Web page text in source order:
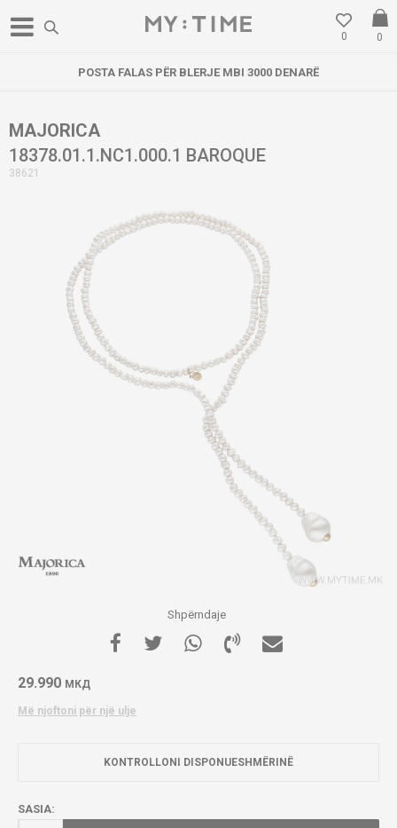
0
0
POSTA FALAS PËR BLERJE MBI 3000 DENARË
MAJORICA
18378.01.1.NC1.000.1 BAROQUE
38621
Shpërndaje
29.990 МКД
Më njoftoni për një ulje
KONTROLLONI DISPONUESHMËRINË
SASIA: